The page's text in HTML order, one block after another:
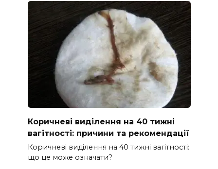
Коричневі виділення на 40 тижні
вагітності: причини та рекомендації
Коричневі виділення на 40 тижні вагітності:
що це може означати?